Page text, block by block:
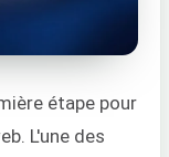
étape pour
L'une des